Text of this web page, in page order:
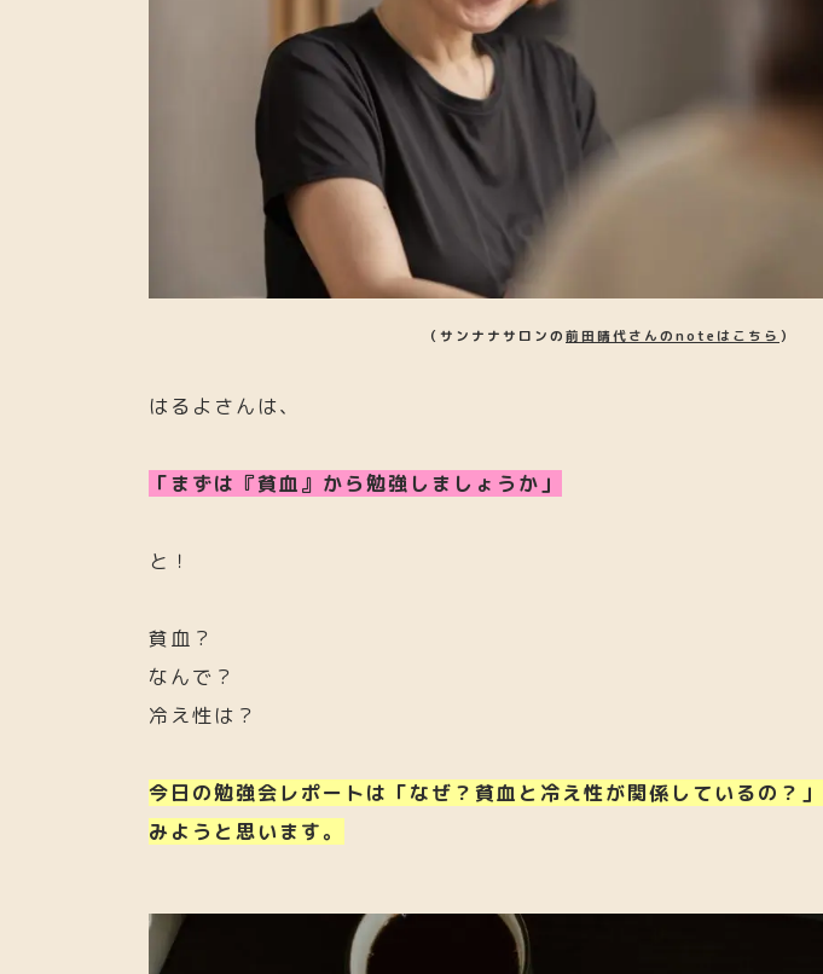
（サンナナサロンの 前田晴代さんのnoteはこちら ）
はるよさんは、
「まずは『貧血』から勉強しましょうか」
と！
貧血？
なんで？
冷え性は？
今日の勉強会レポートは「なぜ？貧血と冷え性が関係しているの？
みようと思います。